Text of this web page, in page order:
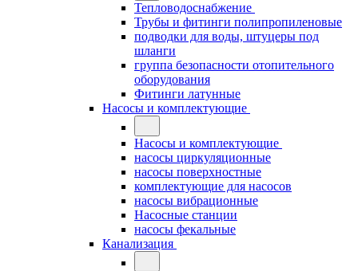
Тепловодоснабжение
Трубы и фитинги полипропиленовые
подводки для воды, штуцеры под
шланги
группа безопасности отопительного
оборудования
Фитинги латунные
Насосы и комплектующие
Насосы и комплектующие
насосы циркуляционные
насосы поверхностные
комплектующие для насосов
насосы вибрационные
Насосные станции
насосы фекальные
Канализация